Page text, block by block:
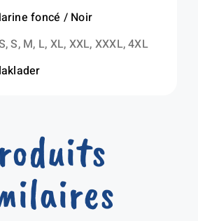
foncé / Noir
S, M, L, XL, XXL, XXXL, 4XL